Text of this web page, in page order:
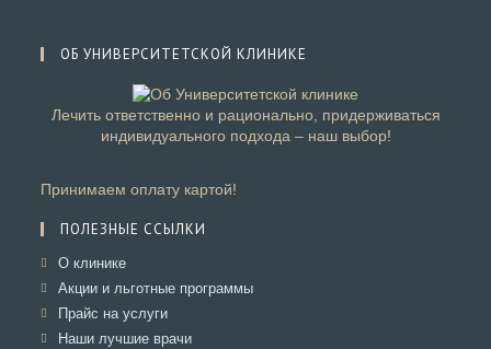
ОБ УНИВЕРСИТЕТСКОЙ КЛИНИКЕ
Лечить ответственно и рационально, придерживаться
индивидуального подхода – наш выбор!
Принимаем оплату картой!
ПОЛЕЗНЫЕ ССЫЛКИ
О клиникеОткроется
в
вкладке
Акции и льготные программыОткроется
Прайс на услугиОткроется
в
Наши лучшие врачиОткроется